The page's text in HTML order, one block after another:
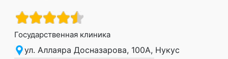
Государственная клиника
ул. Аллаяра Досназарова, 100А, Нукус